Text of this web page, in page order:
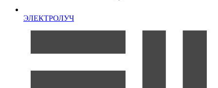
ЭЛЕКТРОЛУЧ